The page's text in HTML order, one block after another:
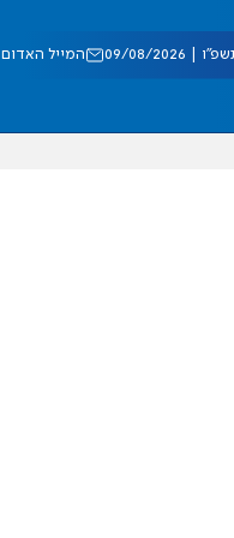
08/2026 המייל האדום